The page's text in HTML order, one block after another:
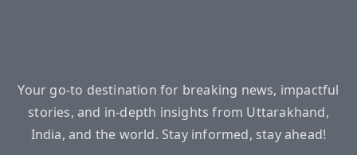
Your go-to destination for breaking news, impactful
stories, and in-depth insights from Uttarakhand,
India, and the world. Stay informed, stay ahead!